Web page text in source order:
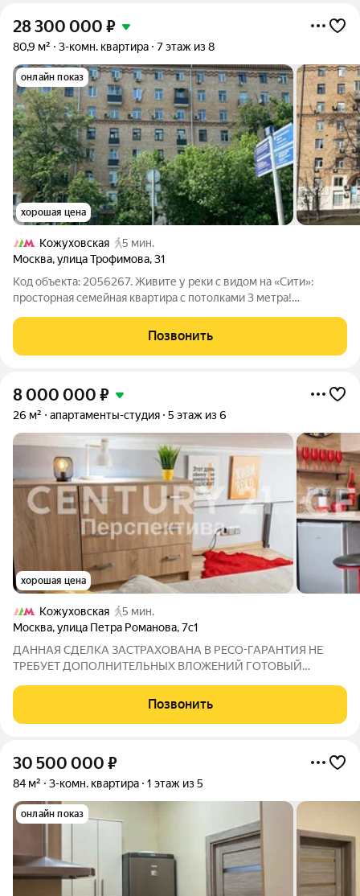
28 300 000 ₽
80,9 м² 3-комн. квартира 7 этаж из 8
онлайн показ
хорошая цена
Кожуховская
5 мин.
Москва,улица Трофимова,31
Код объекта: 2056267. Живите у реки с видом на «Сити»:
просторная семейная квартира с потолками 3 метра!
внизу течет Москва-река, а напротив растут небоскребы
нового делового центра «Москва-Сити
Позвонить
8 000 000 ₽
26 м² апартаменты-студия 5 этаж из 6
хорошая цена
Кожуховская
5 мин.
Москва,улица Петра Романова,7с1
ДАННАЯ СДЕЛКА ЗАСТРАХОВАНА В РЕСО-ГАРАНТИЯ НЕ
ТРЕБУЕТ ДОПОЛНИТЕЛЬНЫХ ВЛОЖЕНИЙ ГОТОВЫЙ
3040% ДОХОД. Полная дизайнерская меблировка и свежий
ремонт увеличивают арендный поток на 3040% по сравнению
Позвонить
30 500 000 ₽
84 м² 3-комн. квартира 1 этаж из 5
онлайн показ